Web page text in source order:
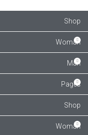
Shop
Woman
Man
Pages
Shop
Woman